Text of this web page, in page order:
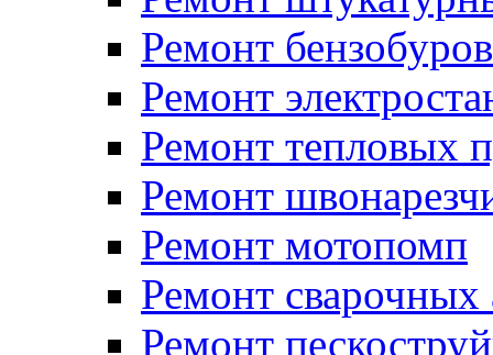
Ремонт
Ремонт
Ремонт тепловых
Ремонт
Ремонт мотопомп
Ремонт сварочных
Ремонт